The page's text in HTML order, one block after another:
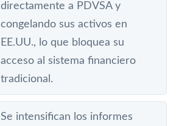
directamente a PDVSA y
congelando sus activos en
EE.UU., lo que bloquea su
acceso al sistema financiero
tradicional.
Se intensifican los informes